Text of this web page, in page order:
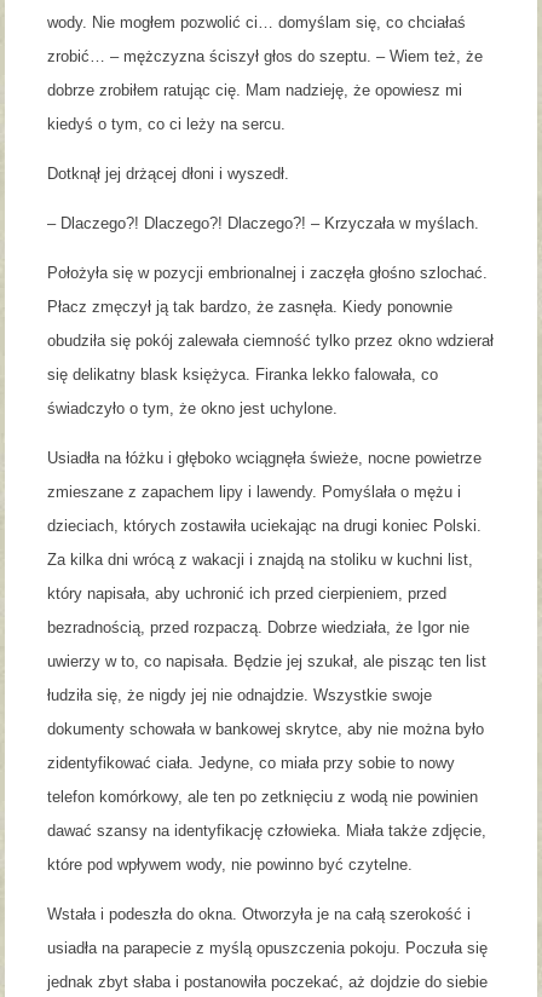
wody. Nie mogłem pozwolić ci… domyślam się, co chciałaś
zrobić… – mężczyzna ściszył głos do szeptu. – Wiem też, że
dobrze zrobiłem ratując cię. Mam nadzieję, że opowiesz mi
kiedyś o tym, co ci leży na sercu.
Dotknął jej drżącej dłoni i wyszedł.
– Dlaczego?! Dlaczego?! Dlaczego?! – Krzyczała w myślach.
Położyła się w pozycji embrionalnej i zaczęła głośno szlochać.
Płacz zmęczył ją tak bardzo, że zasnęła. Kiedy ponownie
obudziła się pokój zalewała ciemność tylko przez okno wdzierał
się delikatny blask księżyca. Firanka lekko falowała, co
świadczyło o tym, że okno jest uchylone.
Usiadła na łóżku i głęboko wciągnęła świeże, nocne powietrze
zmieszane z zapachem lipy i lawendy. Pomyślała o mężu i
dzieciach, których zostawiła uciekając na drugi koniec Polski.
Za kilka dni wrócą z wakacji i znajdą na stoliku w kuchni list,
który napisała, aby uchronić ich przed cierpieniem, przed
bezradnością, przed rozpaczą. Dobrze wiedziała, że Igor nie
uwierzy w to, co napisała. Będzie jej szukał, ale pisząc ten list
łudziła się, że nigdy jej nie odnajdzie. Wszystkie swoje
dokumenty schowała w bankowej skrytce, aby nie można było
zidentyfikować ciała. Jedyne, co miała przy sobie to nowy
telefon komórkowy, ale ten po zetknięciu z wodą nie powinien
dawać szansy na identyfikację człowieka. Miała także zdjęcie,
które pod wpływem wody, nie powinno być czytelne.
Wstała i podeszła do okna. Otworzyła je na całą szerokość i
usiadła na parapecie z myślą opuszczenia pokoju. Poczuła się
jednak zbyt słaba i postanowiła poczekać, aż dojdzie do siebie